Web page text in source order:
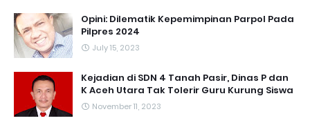
Opini: Dilematik Kepemimpinan Parpol Pada
Pilpres 2024
July 15, 2023
Kejadian di SDN 4 Tanah Pasir, Dinas P dan
K Aceh Utara Tak Tolerir Guru Kurung Siswa
November 11, 2023